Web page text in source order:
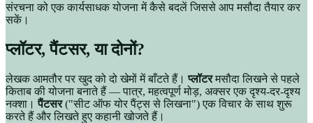
संरचना को एक कार्यसाधक योजना में कैसे बदलें जिससे आप मसौदा तैयार कर
सकें।
प्लॉटर, पैंटसर, या दोनों?
लेखक आमतौर पर खुद को दो खेमों में बाँटते हैं।प्लॉटरमसौदा लिखने से पहले
किताब की योजना बनाते हैं — पात्र, महत्वपूर्ण मोड़, अक्सर एक दृश्य-दर-दृश्य
नक्शा।पैंटसर("सीट ऑफ योर पैंट्स से लिखना") एक विचार के साथ शुरू
करते हैं और लिखते हुए कहानी खोजते हैं।